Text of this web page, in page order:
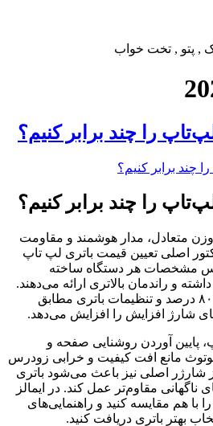
, پتو , تخت خواب
را چند برابر کنیم؟
را چند برابر کنیم؟
وزن متعادل، مدار هوشمند و مقاومت
اصلی تعیین قیمت باتری لپ تاپ
مشخصات هر دستگاه ساخته
و راندمان بالاتری ارائه می‌دهند.
حفظ سطح شارژ بین ۲۰ تا ۸۰ درصد و تنظیمات باتری مطابق
شارژ افزایش را افزایش می‌دهد.
پایین‌ آوردن روشنایی صفحه و
مانع افت کیفیت و خرابی زودرس
شارژر اصلی نیز باعث می‌شود باتری
ناگهانی مقاوم‌تر عمل کند. در ایمالز
با هم مقایسه کنید و راهنمایی‌های
بهتر باتری دریافت کنید.